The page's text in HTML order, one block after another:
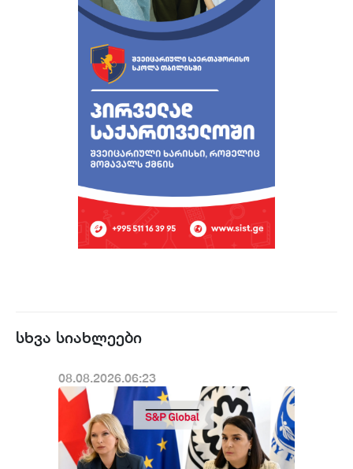
სხვა სიახლეები
08.08.2026.06:23